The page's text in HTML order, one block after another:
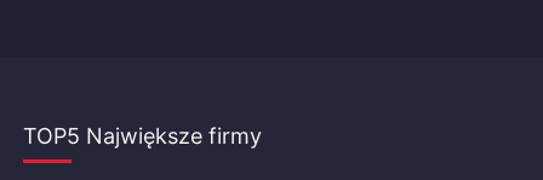
TOP5 Największe firmy